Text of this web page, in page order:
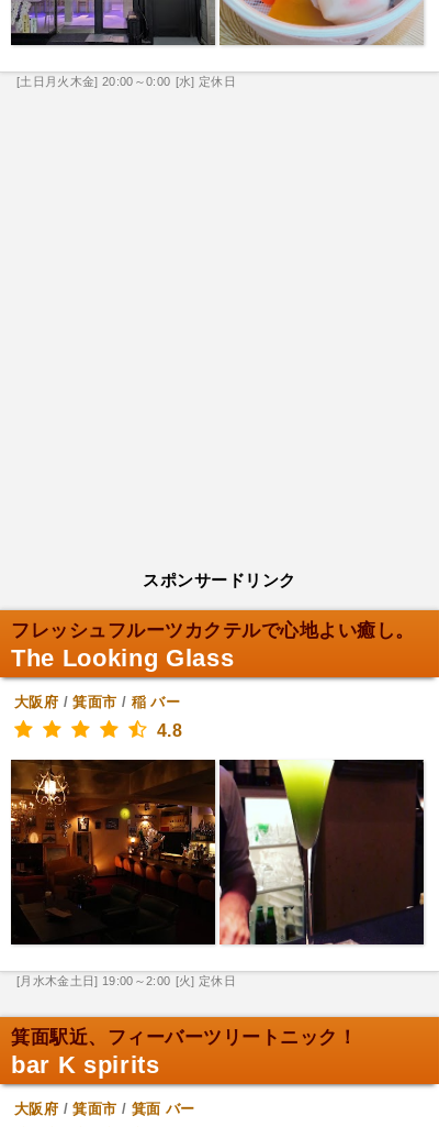
[土日月火木金] 20:00～0:00 [水] 定休日
スポンサードリンク
フレッシュフルーツカクテルで心地よい癒し。
The Looking Glass
大阪府 /箕面市 / 稲 バー
4.8
[月水木金土日] 19:00～2:00 [火] 定休日
箕面駅近、フィーバーツリートニック！
bar K spirits
大阪府 /箕面市 / 箕面 バー